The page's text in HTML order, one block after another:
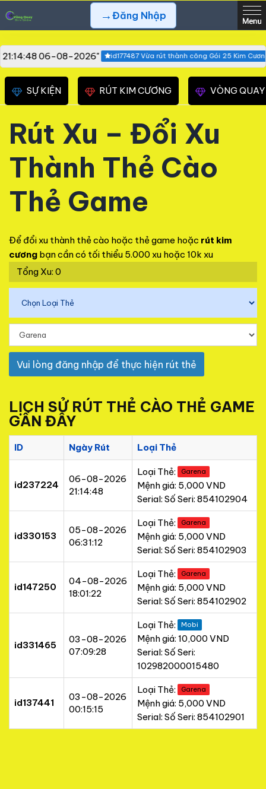
→ Đăng Nhập
06-08-2026" id177487 Vừa rút thành công Gói 25 Kim
SỰ KIỆN RÚT KIM CƯƠNG VÒNG
Rút Xu – Đổi Xu
Thành Thẻ Cào
Thẻ Game
Để đổi xu thành thẻ cào hoặc thẻ game hoặc rút kim
cương bạn cần có tối thiểu 5.000 xu hoặc 10k xu
Tổng Xu: 0
Vui lòng đăng nhập để thực hiện rút thẻ
LỊCH SỬ RÚT THẺ CÀO THẺ GAME
GẦN ĐÂY
ID Ngày Rút Loại Thẻ
id237224
06-08-2026
21:14:48
Loại Thẻ: Garena
Mệnh giá: 5,000 VND
Serial: Số Seri: 854102904
id330153
05-08-2026
06:31:12
Loại Thẻ: Garena
Mệnh giá: 5,000 VND
Serial: Số Seri: 854102903
id147250
04-08-2026
18:01:22
Loại Thẻ: Garena
Mệnh giá: 5,000 VND
Serial: Số Seri: 854102902
id331465
03-08-2026
07:09:28
Loại Thẻ: Mobi
Mệnh giá: 10,000 VND
Serial: Số Seri:
102982000015480
id137441
03-08-2026
00:15:15
Loại Thẻ: Garena
Mệnh giá: 5,000 VND
Serial: Số Seri: 854102901